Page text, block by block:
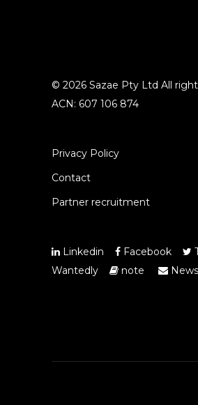
© 2026 Sazae Pty Ltd All
ACN: 607 106 874
Privacy Policy
Contact
Partner recruitment
Linkedin Facebook
Wantedly
note